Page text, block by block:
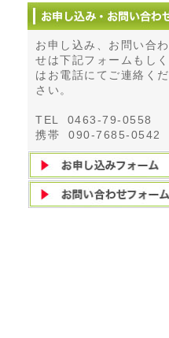
お申し込み、お問い合わ
せは下記フォームもしく
はお電話にてご連絡くだ
さい。
TEL 0463-79-0558
携帯 090-7685-0542